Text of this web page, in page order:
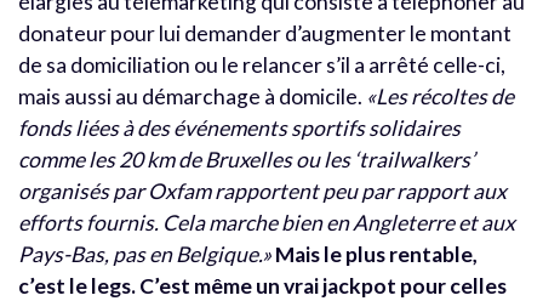
donateur pour lui demander d’augmenter le montant
de sa domiciliation ou le relancer s’il a arrêté celle-ci,
mais aussi au démarchage à domicile. «Les récoltes de
fonds liées à des événements sportifs solidaires
comme les 20 km de Bruxelles ou les ‘trailwalkers’
organisés par Oxfam rapportent peu par rapport aux
efforts fournis. Cela marche bien en Angleterre et aux
Pays-Bas, pas en Belgique.»Mais le plus rentable,
c’est le legs. C’est même un vrai jackpot pour celles